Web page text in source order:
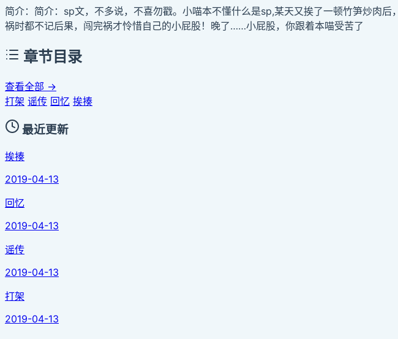
简介：简介：sp文，不多说，不喜勿戳。小喵本不懂什么是sp,某天又挨了一顿竹笋炒肉
祸时都不记后果，闯完祸才怜惜自己的小屁股！晚了……小屁股，你跟着本喵受苦了
章节目录
查看全部 →
打架 谣传 回忆 挨揍
最近更新
挨揍
2019-04-13
回忆
2019-04-13
谣传
2019-04-13
打架
2019-04-13